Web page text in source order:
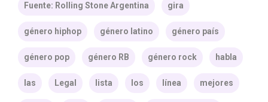
Fuente: Rolling Stone Argentina gira
género hiphop género latino género país
género pop género RB género rock habla
las Legal lista los línea mejores